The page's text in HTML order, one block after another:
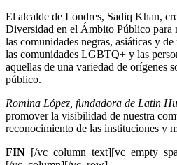
El alcalde de Londres, Sadiq Khan,
Diversidad en el Ámbito Público para
las comunidades negras, asiáticas y
las comunidades LGBTQ+ y las
aquellas de una variedad de orígenes
público.
Romina López, fundadora de Latin
promover la visibilidad de nuestra
reconocimiento de las instituciones y
FIN [/